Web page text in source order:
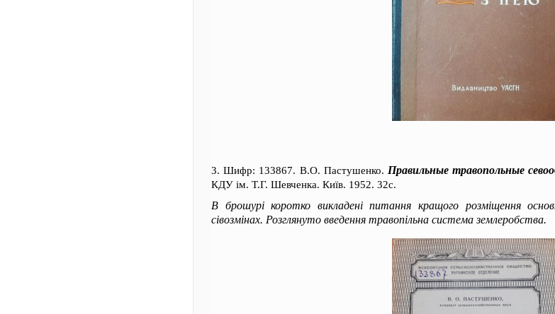
3. Шифр: 133867. В.О. Пастушенко. Правильные травопольные
КДУ ім. Т.Г. Шевченка. Київ. 1952. 32с.
В брошурі коротко викладені питання кращого розміщення
сівозмінах. Розглянуто введення травопільна система землеробства.